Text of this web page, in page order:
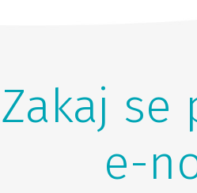
Zakaj se
e-